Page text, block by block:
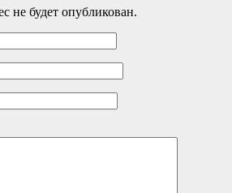
не будет опубликован.